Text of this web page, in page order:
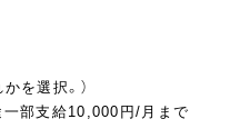
を選択。）
部支給10,000円/月まで